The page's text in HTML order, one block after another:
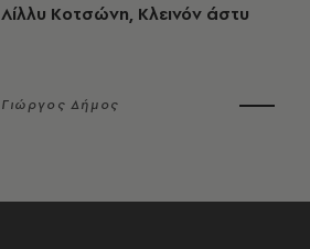
Λίλλυ Κοτσώνη, Κλεινόν άστυ
Γιώργος Δήμος